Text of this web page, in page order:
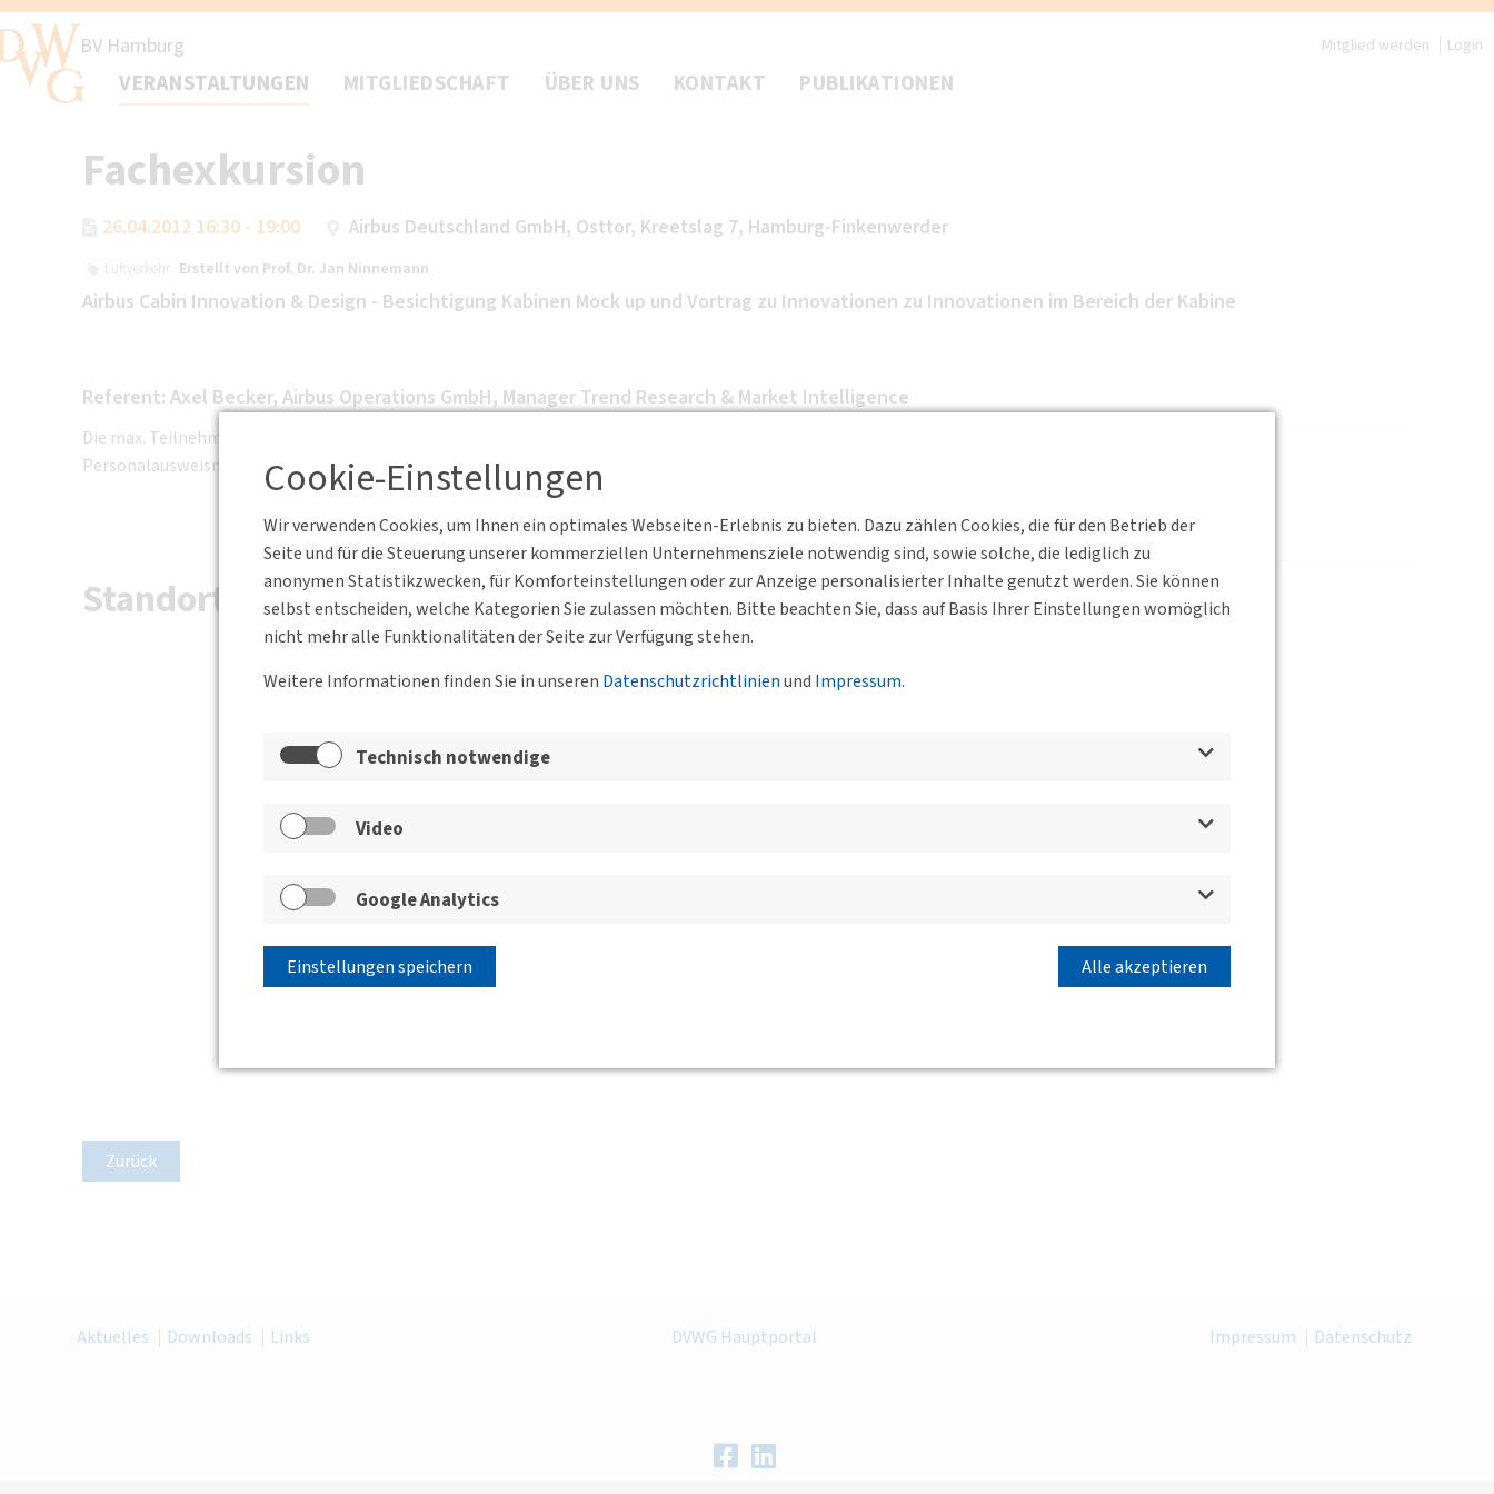
Cookie-Einstellungen
Wir verwenden Cookies, um Ihnen ein optimales Webseiten-Erlebnis zu bieten. Dazu zählen Cookies, die für den Betrieb der
Seite und für die Steuerung unserer kommerziellen Unternehmensziele notwendig sind, sowie solche, die lediglich zu
anonymen Statistikzwecken, für Komforteinstellungen oder zur Anzeige personalisierter Inhalte genutzt werden. Sie können
selbst entscheiden, welche Kategorien Sie zulassen möchten. Bitte beachten Sie, dass auf Basis Ihrer Einstellungen womöglich
nicht mehr alle Funktionalitäten der Seite zur Verfügung stehen.
Weitere Informationen finden Sie in unseren Datenschutzrichtlinienund Impressum.
Technisch notwendige
Video
Google Analytics
Einstellungen speichern Alle akzeptieren
BV Hamburg Mitglied werden Login
VERANSTALTUNGEN MITGLIEDSCHAFT ÜBER UNS KONTAKT PUBLIKATIONEN
Fachexkursion
26.04.2012 16:30 - 19:00 Airbus Deutschland GmbH, Osttor, Kreetslag 7, Hamburg-Finkenwerder
Luftverkehr Erstellt von Prof. Dr. Jan Ninnemann
Airbus Cabin Innovation & Design - Besichtigung Kabinen Mock up und Vortrag zu Innovationen zu Innovationen im Bereich der Kabine
Referent: Axel Becker, Airbus Operations GmbH, Manager Trend Research & Market Intelligence
Die max. Teilnehmerzahl beträgt 30. Anmeldungen bitte bis zum 15.4.2012 an hamburg@dvwg.de. Bitte
Personalausweisnummer bei der Anmeldung angeben und Ausweis am Veranstaltungstag mitführen.
Standort
Zurück
Aktuelles Downloads Links DVWG Hauptportal Impressum Datenschutz